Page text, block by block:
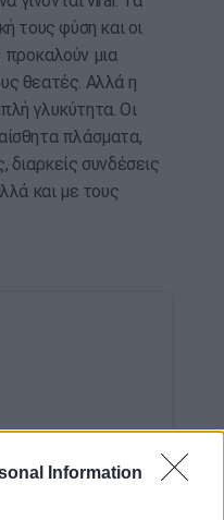
Information
τους φύση και οι
προκαλούν μια
θεατές. Αλλά η
γλυκύτητα. Οι
πλάσματα,
διαρκείς συνδέσεις
και με τους